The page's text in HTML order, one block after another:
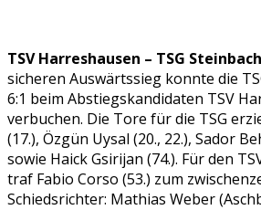
TSV Harreshausen – TSG
sicheren Auswärtssieg konnte die
6:1 beim Abstiegskandidaten TSV
verbuchen. Die Tore für die TSG
(17.), Özgün Uysal (20., 22.), Sador
sowie Haick Gsirijan (74.). Für den
traf Fabio Corso (53.) zum
Schiedsrichter: Mathias Weber